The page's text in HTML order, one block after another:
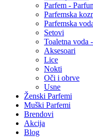
Parfem -
Parfemska
Parfemska
Setovi
Toaletna voda
Aksesoari
Lice
Nokti
Oči i obrve
Usne
Ženski Parfemi
Muški Parfemi
Brendovi
Akcija
Blog